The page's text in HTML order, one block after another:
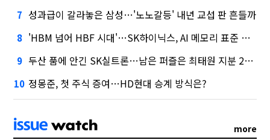
7 성과급이 갈라놓은 삼성…'노노갈등' 내년 교섭 판 흔들까
8 'HBM 넘어 HBF 시대'…SK하이닉스, AI 메모리 표준 선점 나섰다
9 두산 품에 안긴 SK실트론…남은 퍼즐은 최태원 지분 29.4%
10 정몽준, 첫 주식 증여…HD현대 승계 방식은?
more